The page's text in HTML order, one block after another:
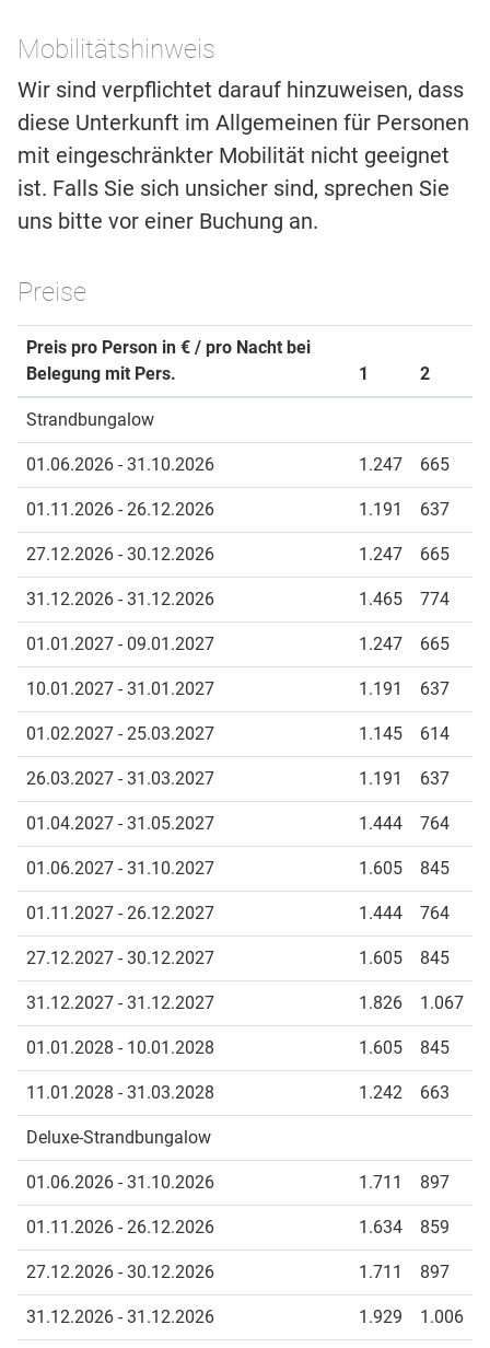
Mobilitätshinweis
Wir sind verpflichtet darauf hinzuweisen, dass
diese Unterkunft im Allgemeinen für Personen
mit eingeschränkter Mobilität nicht geeignet
ist. Falls Sie sich unsicher sind, sprechen Sie
uns bitte vor einer Buchung an.
Preise
Preis pro Person in € / pro Nacht bei
Belegung mit Pers.
1 2
Strandbungalow
01.06.2026 - 31.10.2026 1.247 665
01.11.2026 - 26.12.2026 1.191 637
27.12.2026 - 30.12.2026 1.247 665
31.12.2026 - 31.12.2026 1.465 774
01.01.2027 - 09.01.2027 1.247 665
10.01.2027 - 31.01.2027 1.191 637
01.02.2027 - 25.03.2027 1.145 614
26.03.2027 - 31.03.2027 1.191 637
01.04.2027 - 31.05.2027 1.444 764
01.06.2027 - 31.10.2027 1.605 845
01.11.2027 - 26.12.2027 1.444 764
27.12.2027 - 30.12.2027 1.605 845
31.12.2027 - 31.12.2027 1.826 1.067
01.01.2028 - 10.01.2028 1.605 845
11.01.2028 - 31.03.2028 1.242 663
Deluxe-Strandbungalow
01.06.2026 - 31.10.2026 1.711 897
01.11.2026 - 26.12.2026 1.634 859
27.12.2026 - 30.12.2026 1.711 897
31.12.2026 - 31.12.2026 1.929 1.006